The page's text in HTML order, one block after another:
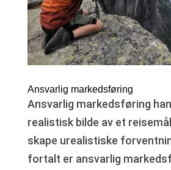
Ansvarlig markedsføring
Ansvarlig markedsføring
realistisk bilde av et
skape urealistiske
fortalt er ansvarlig